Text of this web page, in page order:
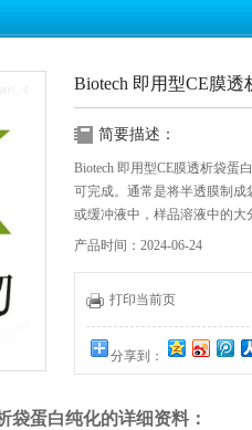
Biotech 即用型CE膜
简要描述：
Biotech 即用型CE膜透析袋蛋
可完成。通常是将半透膜制
或缓冲液中，样品溶液中的
子等物质不断扩散透析到袋外
产品时间：2024-06-24
打印当前页
分享到：
袋蛋白纯化的详细资料：